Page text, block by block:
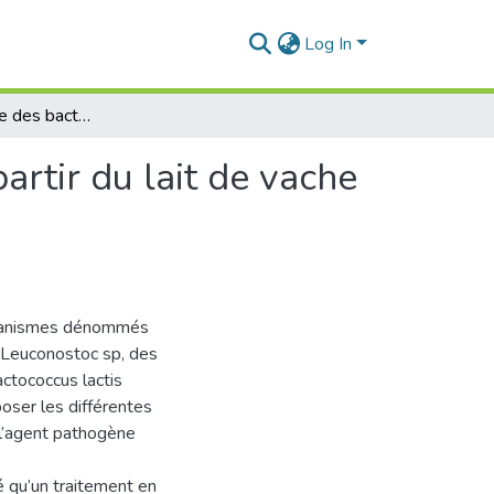
Log In
Effet antagoniste des bactéries lactiques isolées à partir du lait de vache vis-à-vis de Salmonella sp
du lait de vache
dénommés
sp, des
lactis
les différentes
pathogène
traitement en